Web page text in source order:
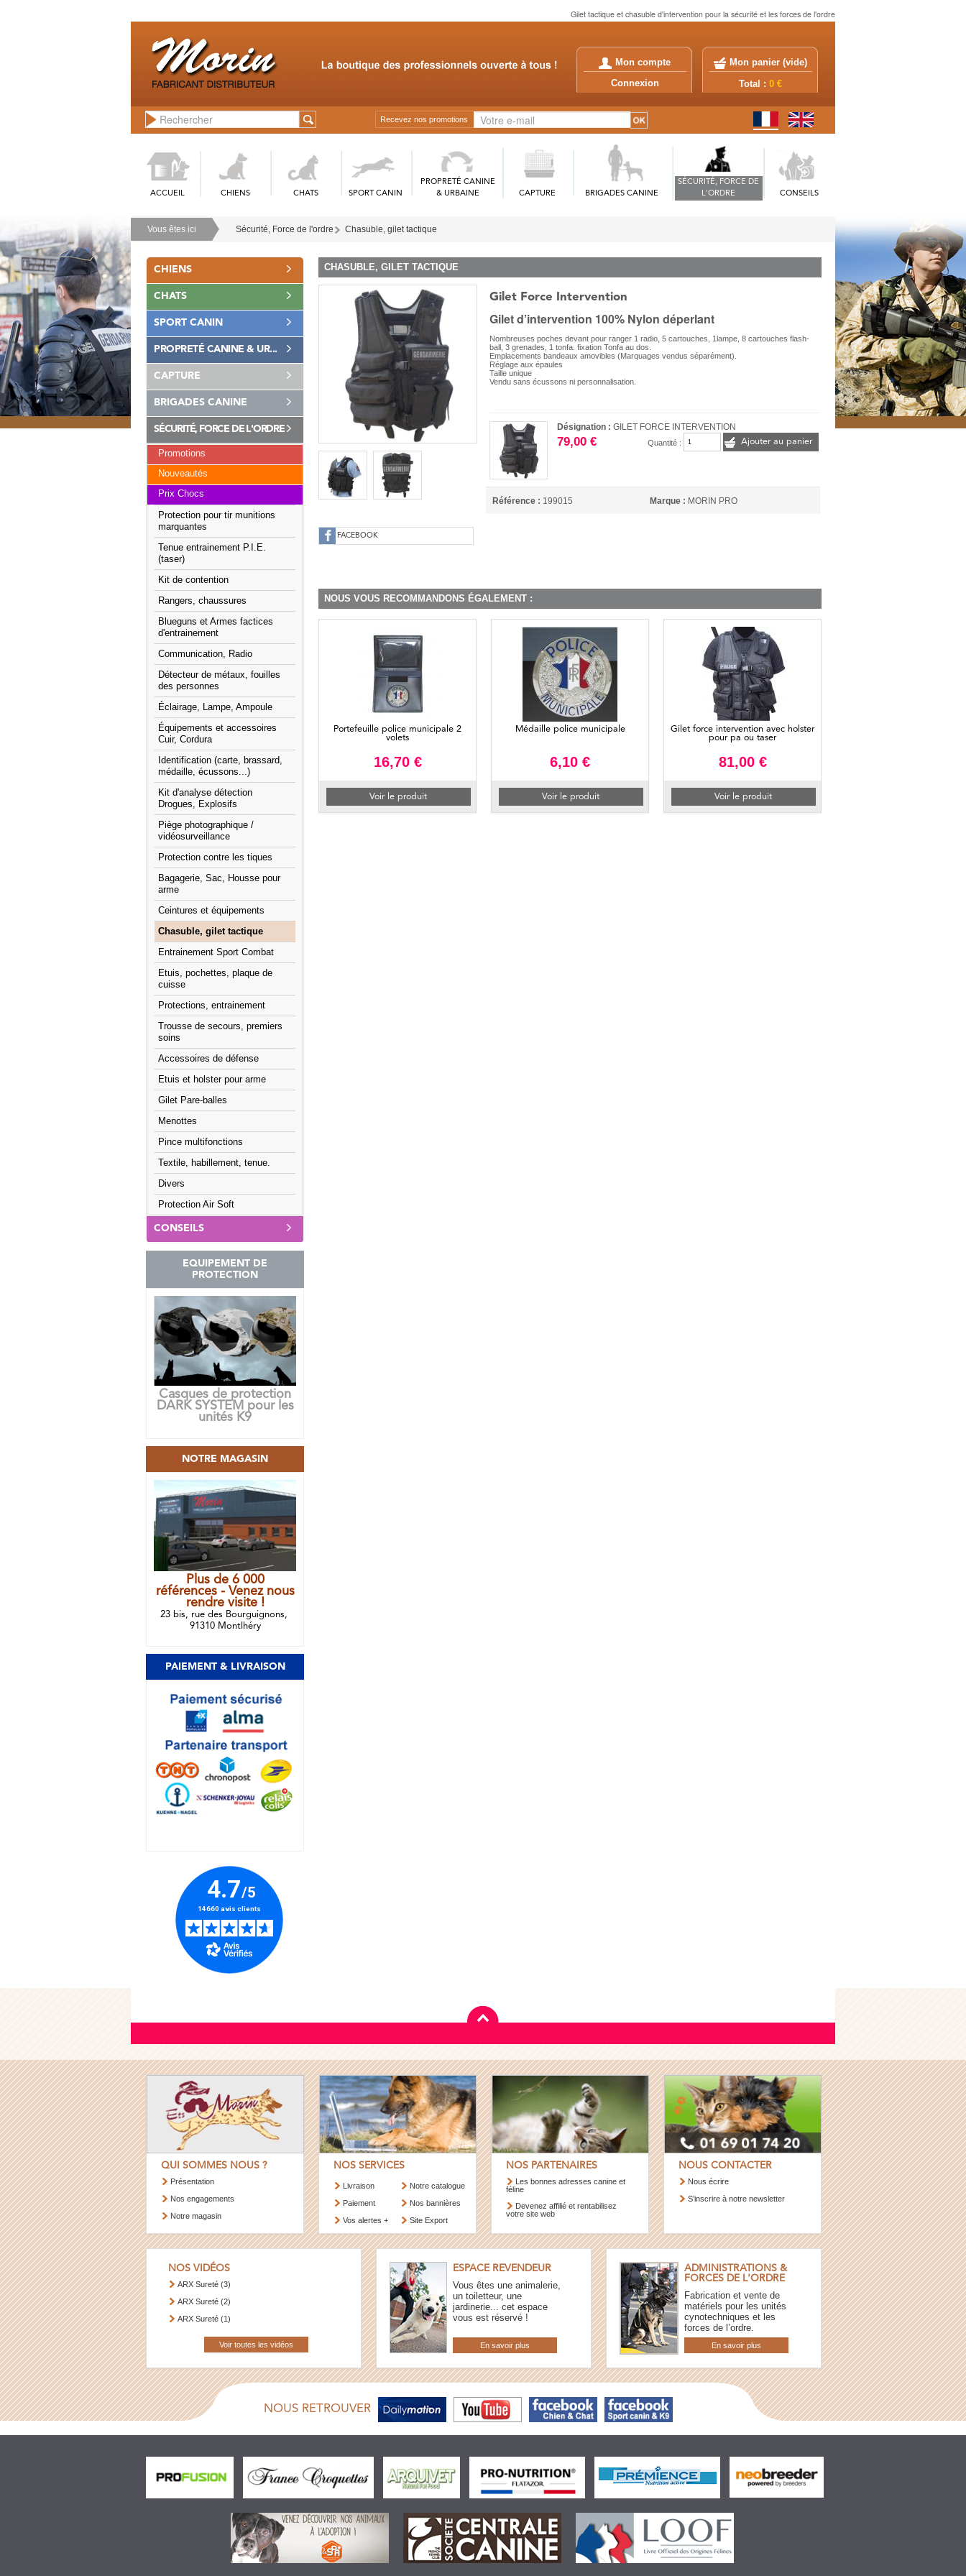
Gilet tactique et chasuble d'intervention pour la sécurité et les forces de l'ordre
Mon compte
Connexion
Mon panier (vide)
Total : 0 €
Recevez nos promotions
ACCUEIL CHIENS CHATS SPORT CANIN
PROPRETÉ CANINE
& URBAINE
CAPTURE BRIGADES CANINE
SÉCURITÉ, FORCE DE
L'ORDRE
CONSEILS
Vous êtes ici Sécurité, Force de l'ordre Chasuble, gilet tactique
CHIENS
CHATS
SPORT CANIN
PROPRETÉ CANINE & UR...
CAPTURE
BRIGADES CANINE
SÉCURITÉ, FORCE DE L'ORDRE
Promotions
Nouveautés
Prix Chocs
Protection pour tir munitions
marquantes
Tenue entrainement P.I.E.
(taser)
Kit de contention
Rangers, chaussures
Blueguns et Armes factices
d'entrainement
Communication, Radio
Détecteur de métaux, fouilles
des personnes
Éclairage, Lampe, Ampoule
Équipements et accessoires
Cuir, Cordura
Identification (carte, brassard,
médaille, écussons...)
Kit d'analyse détection
Drogues, Explosifs
Piège photographique /
vidéosurveillance
Protection contre les tiques
Bagagerie, Sac, Housse pour
arme
Ceintures et équipements
Chasuble, gilet tactique
Entrainement Sport Combat
Etuis, pochettes, plaque de
cuisse
Protections, entrainement
Trousse de secours, premiers
soins
Accessoires de défense
Etuis et holster pour arme
Gilet Pare-balles
Menottes
Pince multifonctions
Textile, habillement, tenue.
Divers
Protection Air Soft
CONSEILS
EQUIPEMENT DE
PROTECTION
Casques de protection
DARK SYSTEM pour les
unités K9
NOTRE MAGASIN
Plus de 6 000
références - Venez nous
rendre visite !
23 bis, rue des Bourguignons,
91310 Montlhéry
PAIEMENT & LIVRAISON
CHASUBLE, GILET TACTIQUE
FACEBOOK
Gilet Force Intervention
Gilet d’intervention 100% Nylon déperlant
Nombreuses poches devant pour ranger 1 radio, 5 cartouches, 1lampe, 8 cartouches flash-
ball, 3 grenades, 1 tonfa. fixation Tonfa au dos.
Emplacements bandeaux amovibles (Marquages vendus séparément).
Réglage aux épaules
Taille unique
Vendu sans écussons ni personnalisation.
Désignation :GILET FORCE INTERVENTION
79,00 € Quantité : Ajouter au panier
Référence : 199015 Marque : MORIN PRO
NOUS VOUS RECOMMANDONS ÉGALEMENT :
Portefeuille police municipale 2
volets
16,70 €
Voir le produit
Médaille police municipale
6,10 €
Voir le produit
Gilet force intervention avec holster
pour pa ou taser
81,00 €
Voir le produit
QUI SOMMES NOUS ?
Présentation
Nos engagements
Notre magasin
NOS SERVICES
Livraison
Paiement
Vos alertes +
Notre catalogue
Nos bannières
Site Export
NOS PARTENAIRES
Les bonnes adresses canine et
féline
Devenez affilié et rentabilisez
votre site web
NOUS CONTACTER
Nous écrire
S’inscrire à notre newsletter
NOS VIDÉOS
ARX Sureté (3)
ARX Sureté (2)
ARX Sureté (1)
Voir toutes les vidéos
ESPACE REVENDEUR
Vous êtes une animalerie,
un toiletteur, une
jardinerie... cet espace
vous est réservé !
En savoir plus
ADMINISTRATIONS &
FORCES DE L'ORDRE
Fabrication et vente de
matériels pour les unités
cynotechniques et les
forces de l’ordre.
En savoir plus
NOUS RETROUVER